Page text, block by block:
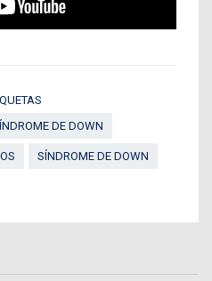
DE DOWN
SÍNDROME DE DOWN